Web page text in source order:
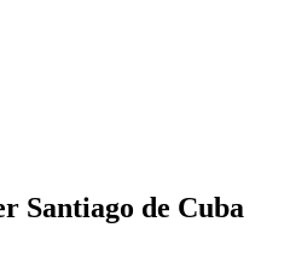
Santiago de Cuba